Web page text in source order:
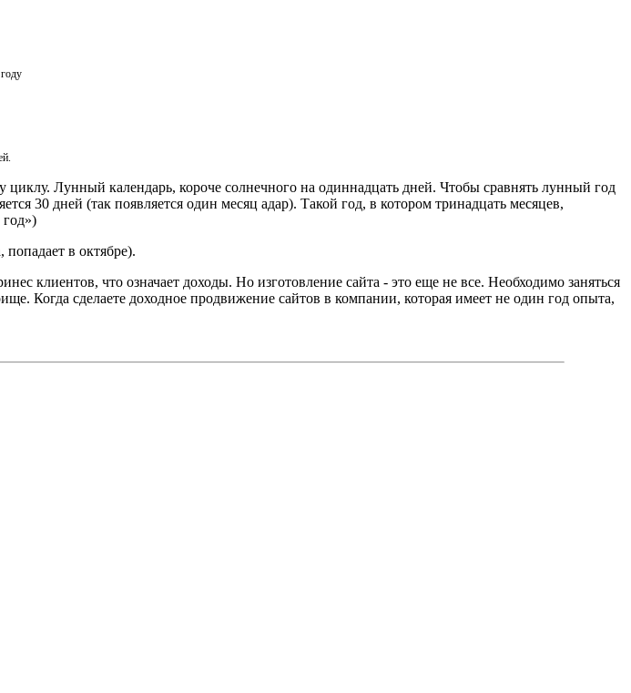
циклу. Лунный календарь, короче солнечного на одиннадцать дней. Чтобы сравнять лунный год
30 дней (так появляется один месяц адар). Такой год, в котором тринадцать месяцев,
год»)
в октябре).
клиентов, что означает доходы. Но изготовление сайта - это еще не все. Необходимо заняться
Когда сделаете доходное продвижение сайтов в компании, которая имеет не один год опыта,